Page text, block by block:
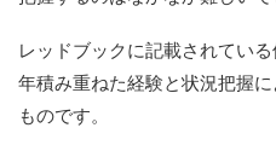
レッドブックに記載されてい
年積み重ねた経験と状況把握
ものです。